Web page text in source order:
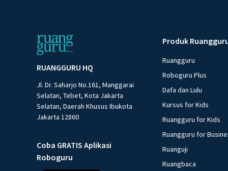
RUANGGURU HQ
Jl. Dr. Saharjo No.161, Manggarai
Selatan, Tebet, Kota Jakarta
Selatan, Daerah Khusus Ibukota
Jakarta 12860
Coba GRATIS Aplikasi
Roboguru
Produk
Ruangguru
Roboguru Plus
Dafa dan Lulu
Kursus for Kids
Ruangguru for Kids
Ruangguru for
Ruanguji
Ruangbaca